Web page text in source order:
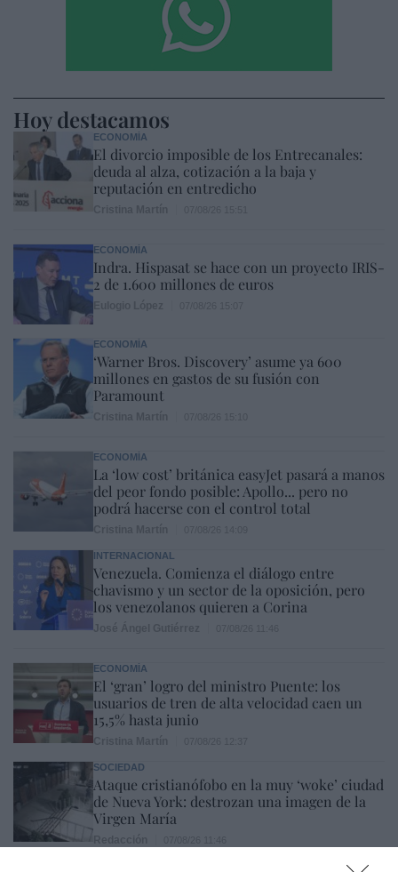
Hoy destacamos
ECONOMÍA
El divorcio imposible de los Entrecanales:
deuda al alza, cotización a la baja y
reputación en entredicho
ECONOMÍA
Indra. Hispasat se hace con un proyecto IRIS-
2 de 1.600 millones de euros
ECONOMÍA
‘Warner Bros. Discovery’ asume ya 600
millones en gastos de su fusión con
Paramount
ECONOMÍA
La ‘low cost’ británica easyJet pasará a manos
del peor fondo posible: Apollo... pero no
podrá hacerse con el control total
INTERNACIONAL
Venezuela. Comienza el diálogo entre
chavismo y un sector de la oposición, pero
los venezolanos quieren a Corina
ECONOMÍA
El ‘gran’ logro del ministro Puente: los
usuarios de tren de alta velocidad caen un
15,5% hasta junio
SOCIEDAD
Ataque cristianófobo en la muy ‘woke’ ciudad
de Nueva York: destrozan una imagen de la
Virgen María